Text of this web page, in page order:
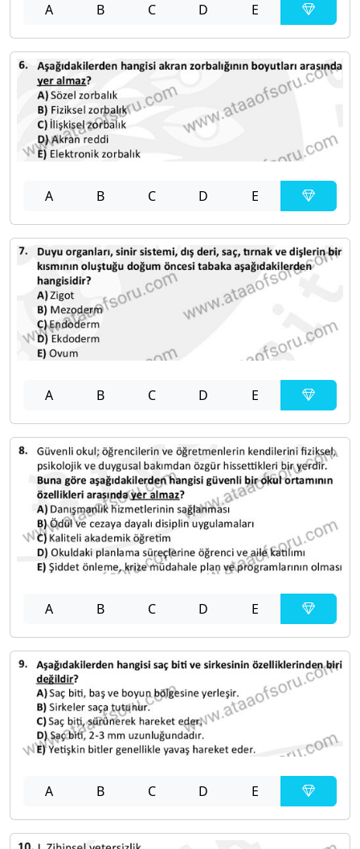
A B C D E
A B C D E
A B C D E
A B C D E
A B C D E